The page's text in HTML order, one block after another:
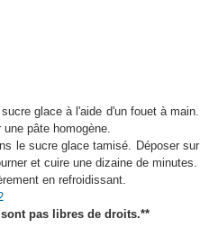
glace à l'aide d'un fouet à main.
une pâte homogène.
le sucre glace tamisé. Déposer sur
et cuire une dizaine de minutes.
en refroidissant.
pas libres de droits.**